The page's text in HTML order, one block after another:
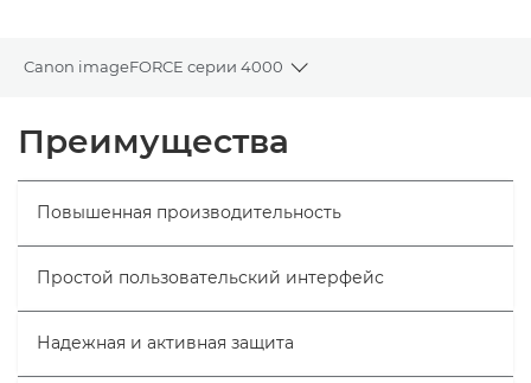
Canon imageFORCE серии 4000
Toggle breadcrumbs
Технические характеристики
Преимущества
Повышенная производительность
Простой пользовательский интерфейс
Надежная и активная защита